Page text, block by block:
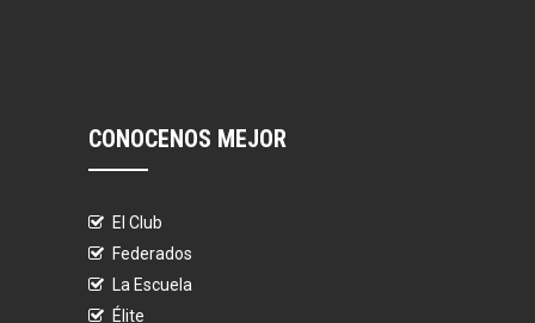
CONOCENOS MEJOR
El Club
Federados
La Escuela
Élite